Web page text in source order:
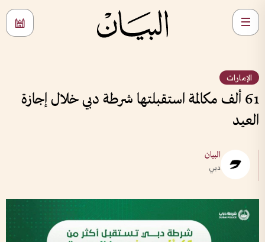
الإمارات
61 ألف مكالمة استقبلتها شرطة دبي خلال إجازة
العيد
البيان
دبي